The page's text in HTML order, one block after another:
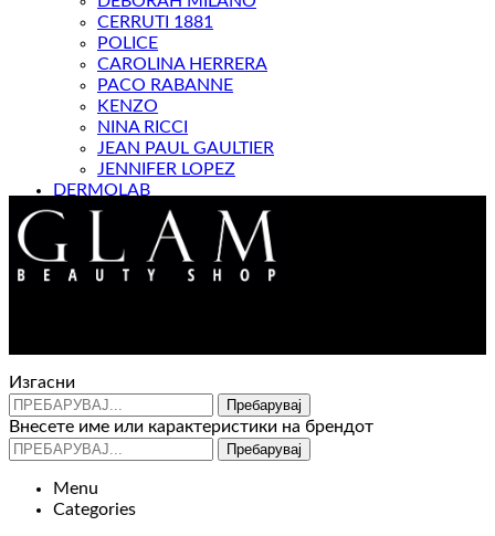
CERRUTI 1881
POLICE
CAROLINA HERRERA
PACO RABANNE
KENZO
NINA RICCI
JEAN PAUL GAULTIER
JENNIFER LOPEZ
DERMOLAB
МАГАЗИН
Изгасни
Пребарувај
Внесете име или карактеристики на брендот
Пребарувај
Menu
Categories